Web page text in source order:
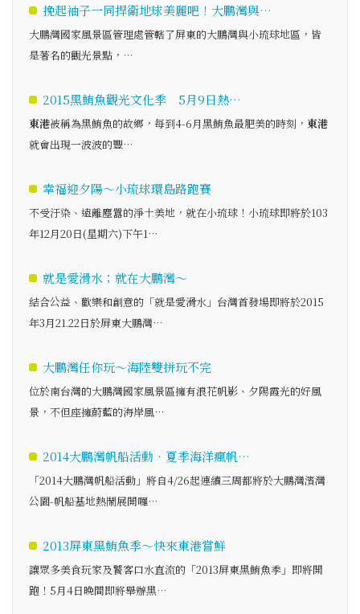
挽起袖子一同捍衛地球美麗吧！大鵬灣與…
大鵬灣國家風景區管理處管轄了屏東的大鵬灣與小琉球地區，皆
是著名的觀光景點，…
2015黑鮪魚觀光文化季 5月9日熱…
東港被稱為黑鮪魚的故鄉，每到4-6月黑鮪魚最肥美的時刻， 東港
就會出現一波波的豐…
幸福迎夕陽～小琉球環島路跑賽
不受汙染、遠離塵囂的淨土美地，就在小琉球！小琉球即將於103
年12月20日(星期六)下午1…
就是愛滑水；就在大鵬灣～
結合公益、歡樂和創意的「就是愛滑水」台灣首發場即將於2015
年3月21.22日於屏東大鵬灣…
大鵬灣任你玩～海陸雙拼玩不完
位於南台灣的大鵬灣國家風景區擁有浪花帆影、夕陽霞光的好風
景，不但座擁蔚藍的海岸風…
2014大鵬灣帆船活動‧夏季海洋瘋帆…
「2014大鵬灣帆船活動」將自4/26起連續三周都將於大鵬灣濱灣
公園-帆船基地熱鬧展開囉…
2013屏東黑鮪魚季～快來東港嘗鮮
讓眾多美食玩家及饕客口水直流的「2013屏東黑鮪魚季」即將開
跑！5月4日晚間即將舉辦黑…